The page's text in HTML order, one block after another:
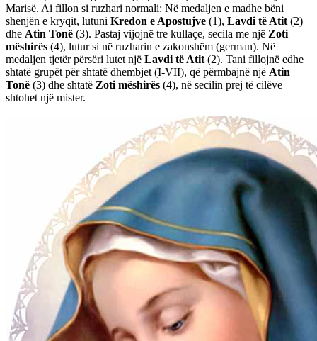
Marisë. Ai fillon si ruzhari normali: Në medaljen e madhe bëni
shenjën e kryqit, lutuni Kredon e Apostujve (1), Lavdi të Atit (2)
dhe Atin Tonë (3). Pastaj vijojnë tre kullaçe, secila me një Zoti
mëshirës (4), lutur si në ruzharin e zakonshëm (german). Në
medaljen tjetër përsëri lutet një Lavdi të Atit (2). Tani fillojnë edhe
shtatë grupët për shtatë dhembjet (I-VII), që përmbajnë një Atin
Tonë (3) dhe shtatë Zoti mëshirës (4), në secilin prej të cilëve
shtohet një mister.